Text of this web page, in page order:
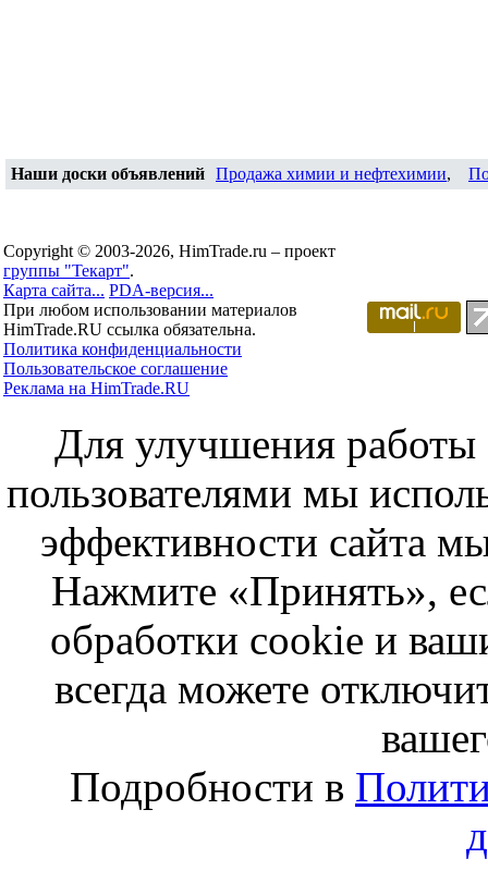
Наши доски объявлений Продажа химии и нефтехимии,
Copyright © 2003-2026, HimTrade.ru – проект
группы "Текарт".
Карта сайта... PDA-версия...
При любом использовании материалов
HimTrade.RU ссылка обязательна.
Политика конфиденциальности
Пользовательское соглашение
Реклама на HimTrade.RU
Для улучшения работы
пользователями мы
эффективности сайта
Нажмите «Принять»,
обработки cookie и
всегда можете
Подробности в